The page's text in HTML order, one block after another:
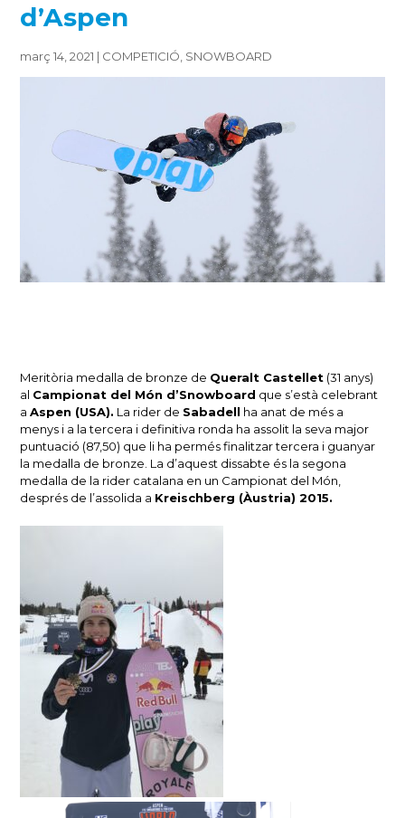
d’Aspen
març 14, 2021 | COMPETICIÓ SNOWBOARD
Meritòria medalla de bronze de Queralt Castellet (31 anys)
al Campionat del Món d’Snowboard que s’està celebrant
aAspen (USA). La rider de Sabadell ha anat de més a
menys i a la tercera i definitiva ronda ha assolit la seva major
puntuació (87,50) que li ha permés finalitzar tercera i guanyar
la medalla de bronze. La d’aquest dissabte és la segona
medalla de la rider catalana en un Campionat del Món,
després de l’assolida a Kreischberg (Àustria) 2015.